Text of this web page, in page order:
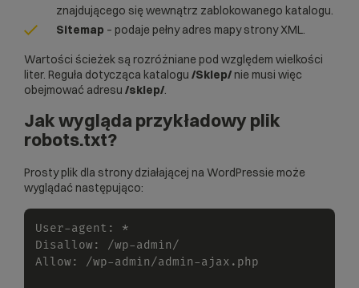
znajdującego się wewnątrz zablokowanego katalogu.
Sitemap – podaje pełny adres mapy strony XML.
Wartości ścieżek są rozróżniane pod względem wielkości
liter. Reguła dotycząca katalogu /Sklep/ nie musi więc
obejmować adresu /sklep/.
Jak wygląda przykładowy plik
robots.txt?
Prosty plik dla strony działającej na WordPressie może
wyglądać następująco:
User-agent :
*
Disallow: /wp-admin/
Allow: /wp-admin/admin-ajax.php